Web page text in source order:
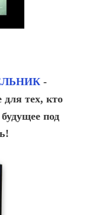
-
для тех, кто
под